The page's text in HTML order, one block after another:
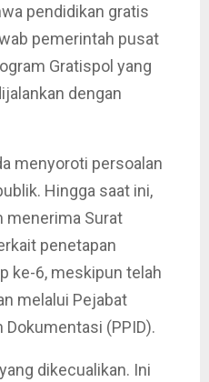
pendidikan gratis
pemerintah pusat
Gratispol yang
dengan
menyoroti persoalan
Hingga saat ini,
menerima Surat
penetapan
ke-6, meskipun telah
melalui Pejabat
(PPID).
dikecualikan. Ini